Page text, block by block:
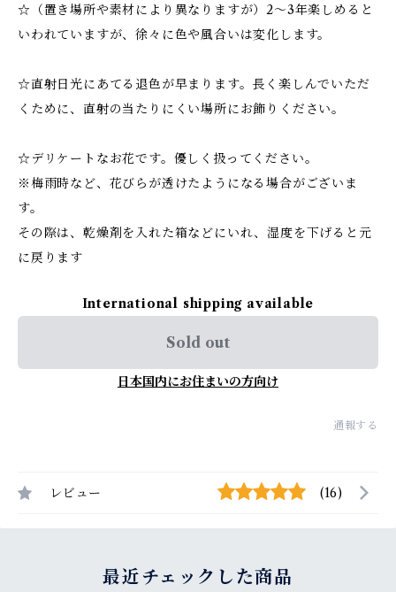
☆（置き場所や素材により異なりますが）2～3年楽しめると
いわれていますが、徐々に色や風合いは変化します。
☆直射日光にあてる退色が早まります。長く楽しんでいただ
くために、直射の当たりにくい場所にお飾りください。
☆デリケートなお花です。優しく扱ってください。
※梅雨時など、花びらが透けたようになる場合がございま
す。
その際は、乾燥剤を入れた箱などにいれ、湿度を下げると元
に戻ります
International shipping available
Sold out
日本国内にお住まいの方向け
通報する
レビュー (16)
最近チェックした商品